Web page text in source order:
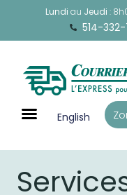
Lundi au Jeudi :
514-
English